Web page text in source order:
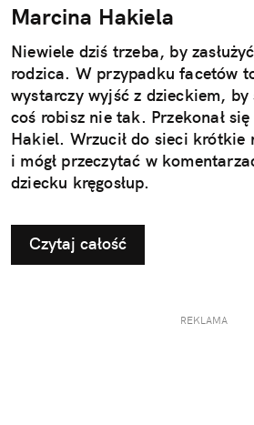
Marcina Hakiela
Niewiele dziś trzeba, by
rodzica. W przypadku facetów
wystarczy wyjść z dzieckiem,
coś robisz nie tak. Przekonał
Hakiel. Wrzucił do sieci krótkie
i mógł przeczytać w
dziecku kręgosłup.
Czytaj całość
REKLAMA